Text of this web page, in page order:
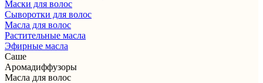
Маски для волос
Сыворотки для волос
Масла для волос
Растительные масла
Эфирные масла
Саше
Аромадиффузоры
Масла для волос